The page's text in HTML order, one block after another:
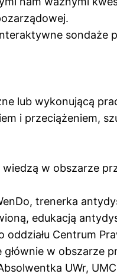
sondaże
lub wykonującą
i przeciążeniem,
w obszarze
trenerka
edukacją
oddziału Centrum
w obszarze
UWr,